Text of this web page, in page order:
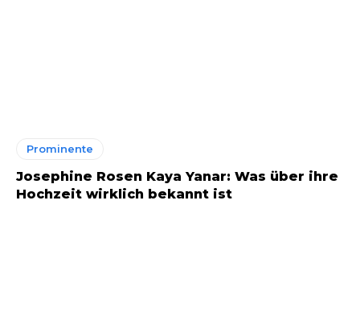
Prominente
Josephine Rosen Kaya Yanar: Was über ihre
Hochzeit wirklich bekannt ist